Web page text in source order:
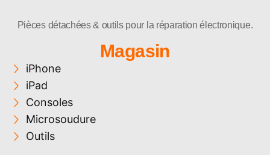
Pièces détachées & outils pour la réparation électronique.
Magasin
iPhone
iPad
Consoles
Microsoudure
Outils